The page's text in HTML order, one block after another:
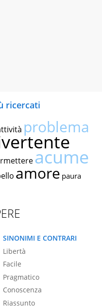
ricercati
problema
acume
amore paura
SINONIMI E CONTRARI
Libertà
Facile
Pragmatico
Conoscenza
Riassunto